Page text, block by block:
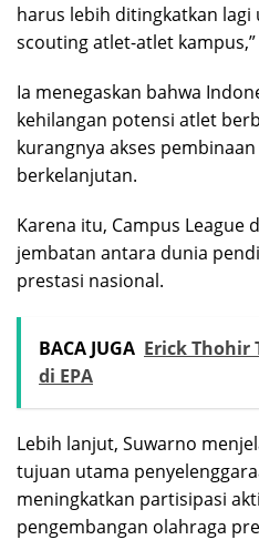
harus lebih ditingkatkan
scouting atlet-atlet kampus,”
Ia menegaskan bahwa
kehilangan potensi atlet
kurangnya akses
berkelanjutan.
Karena itu, Campus League
jembatan antara dunia
prestasi nasional.
BACA JUGA Erick Thohir
di EPA
Lebih lanjut, Suwarno
tujuan utama
meningkatkan partisipasi
pengembangan olahraga